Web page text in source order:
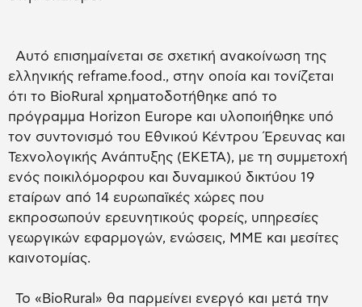
Αυτό επισημαίνεται σε σχετική ανακοίνωση της
ελληνικής reframe.food., στην οποία και τονίζεται
ότι το BioRural χρηματοδοτήθηκε από το
πρόγραμμα Horizon Europe και υλοποιήθηκε υπό
τον συντονισμό του Εθνικού Κέντρου Έρευνας και
Τεχνολογικής Ανάπτυξης (ΕΚΕΤΑ), με τη συμμετοχή
ενός ποικιλόμορφου και δυναμικού δικτύου 19
εταίρων από 14 ευρωπαϊκές χώρες που
εκπροσωπούν ερευνητικούς φορείς, υπηρεσίες
γεωργικών εφαρμογών, ενώσεις, ΜΜΕ και μεσίτες
καινοτομίας.
Το «BioRural» θα παρμείνει ενεργό και μετά την